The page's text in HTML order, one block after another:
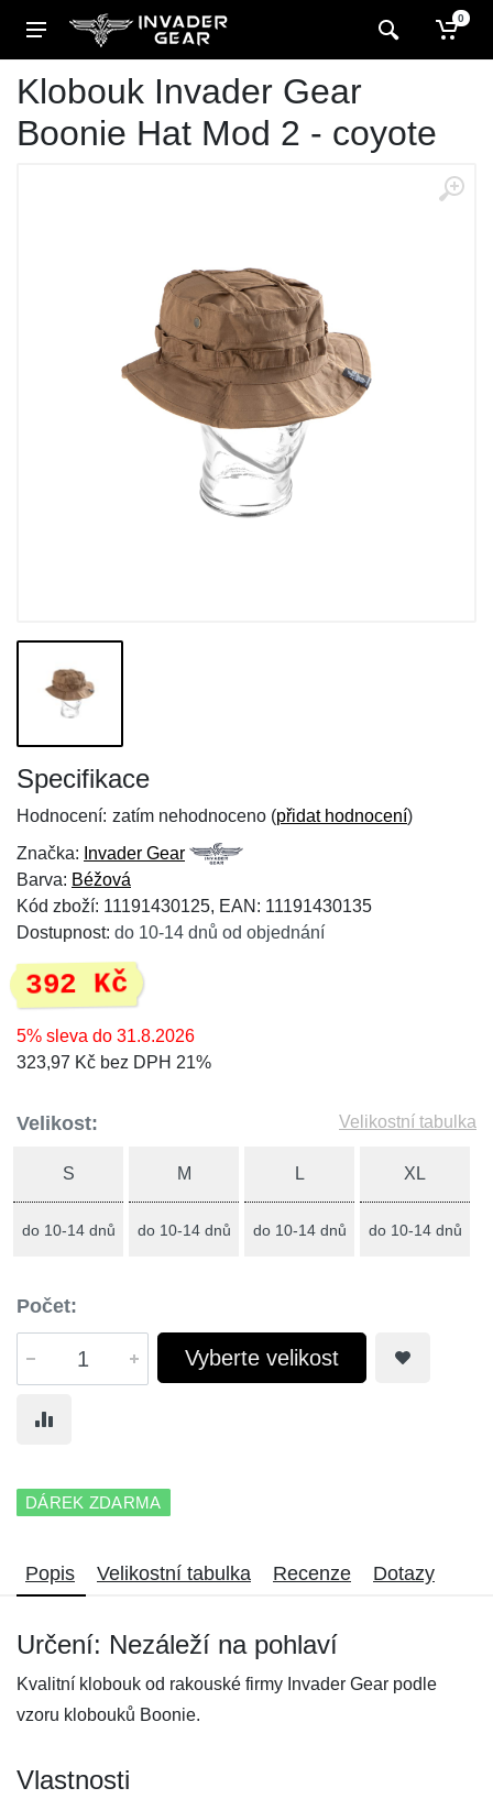
0
Klobouk Invader Gear
Boonie Hat Mod 2 - coyote
Specifikace
Hodnocení: zatím nehodnoceno (přidat hodnocení)
Značka: Invader Gear
Barva: Béžová
Kód zboží: 11191430125, EAN: 11191430135
Dostupnost: do 10-14 dnů od objednání
392 Kč
5% sleva do 31.8.2026
323,97 Kč bez DPH 21%
Velikost: Velikostní tabulka
S
do 10-14 dnů
M
do 10-14 dnů
L
do 10-14 dnů
XL
do 10-14 dnů
Počet:
Vyberte velikost
DÁREK ZDARMA
Popis Velikostní tabulka Recenze Dotazy
Určení: Nezáleží na pohlaví
Kvalitní klobouk od rakouské firmy Invader Gear podle
vzoru klobouků Boonie.
Vlastnosti